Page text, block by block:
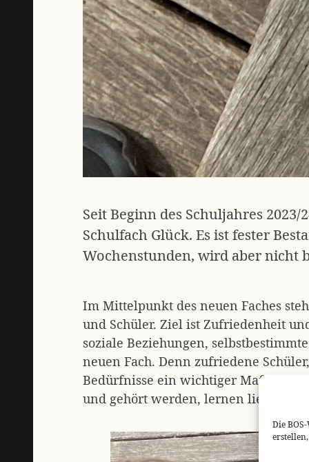
Die
Seit Beginn des Schuljahres 2023/
Schulfach Glück. Es ist fester
Wochenstunden, wird aber nicht
Im Mittelpunkt des neuen Faches
und Schüler. Ziel ist Zufriedenheit
soziale Beziehungen,
neuen Fach. Denn zufriedene
Bedürfnisse ein wichtiger Maßstab
und gehört werden, lernen lieber und